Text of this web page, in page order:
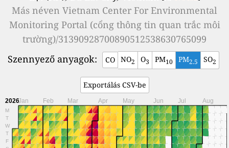
Más néven Vietnam Center For Environmental
Monitoring Portal (cổng thông tin quan trắc môi
trường)/31390928700890512538630765099
Szennyező anyagok:
CO NO2 O3 PM10 PM2.5 SO2
Exportálás CSV-be
2026
M
T
W
T
F
Jan Feb Mar Apr May Jun Jul Aug